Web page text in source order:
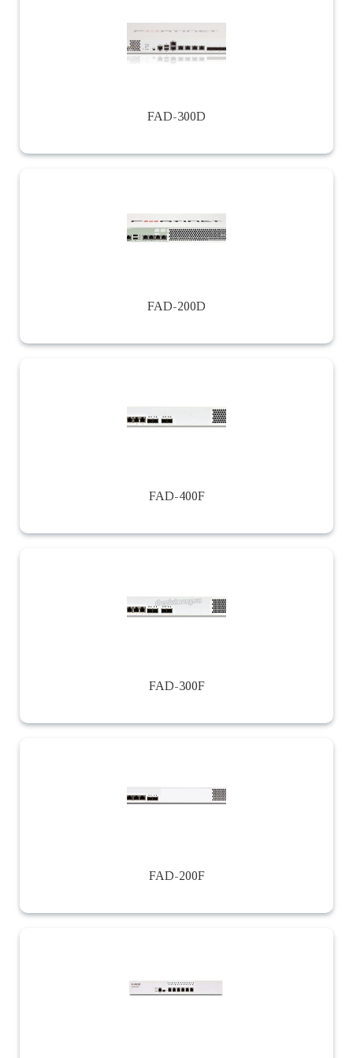
FAD-300D
FAD-200D
FAD-400F
FAD-300F
FAD-200F